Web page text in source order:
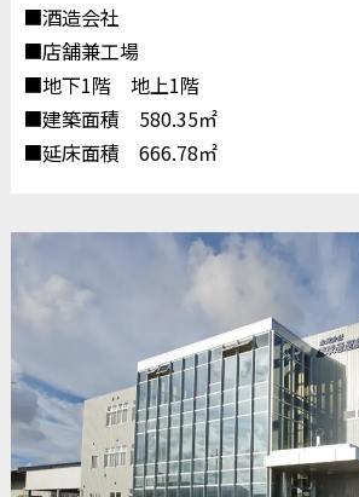
■酒造会社
■店舗兼工場
■地下1階 地上1階
■建築面積 580.35㎡
■延床面積 666.78㎡